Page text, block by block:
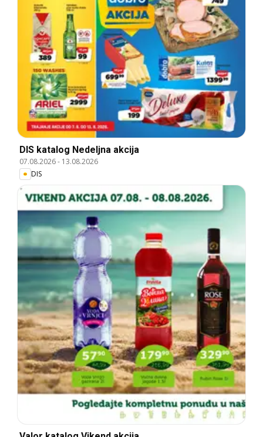
DIS katalog Nedeljna akcija
07.08.2026- 13.08.2026
DIS